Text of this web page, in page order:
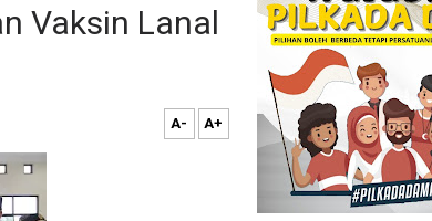
Vaksin Lanal
A- A+